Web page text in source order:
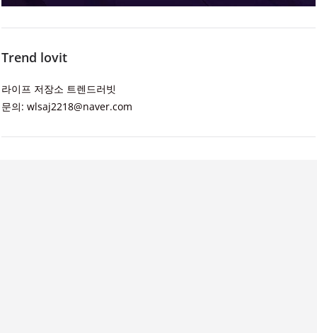
Trend lovit
라이프 저장소 트렌드러빗
문의: wlsaj2218@naver.com